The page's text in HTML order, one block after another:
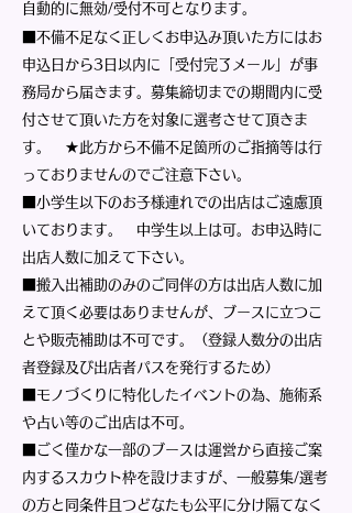
自動的に無効/受付不可となります。
■不備不足なく正しくお申込み頂いた方にはお
申込日から3日以内に「受付完了メール」が事
務局から届きます。募集締切までの期間内に受
付させて頂いた方を対象に選考させて頂きま
す。 ★此方から不備不足箇所のご指摘等は行
っておりませんのでご注意下さい。
■小学生以下のお子様連れでの出店はご遠慮頂
いております。 中学生以上は可。お申込時に
出店人数に加えて下さい。
■搬入出補助のみのご同伴の方は出店人数に加
えて頂く必要はありませんが、ブースに立つこ
とや販売補助は不可です。（登録人数分の出店
者登録及び出店者パスを発行するため）
■モノづくりに特化したイベントの為、施術系
や占い等のご出店は不可。
■ごく僅かな一部のブースは運営から直接ご案
内するスカウト枠を設けますが、一般募集/選考
の方と同条件且つ ​どなたも公平に分け隔てなく